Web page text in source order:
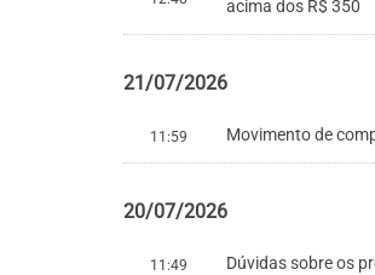
acima dos R$ 350
21/07/2026
11:59 Movimento de
20/07/2026
11:49 Dúvidas sobre os